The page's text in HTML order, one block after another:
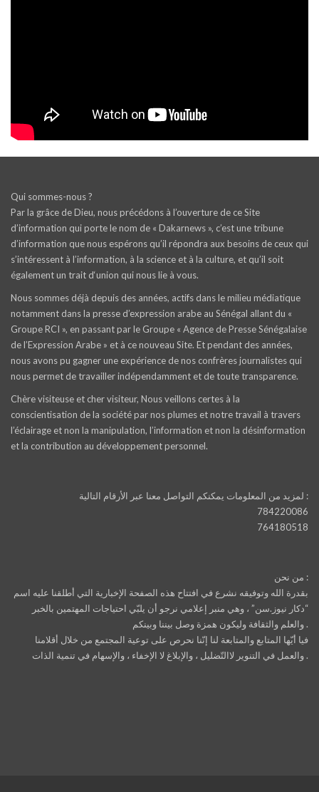
Qui sommes-nous ?
Par la grâce de Dieu, nous précédons à l’ouverture de ce Site
d’information qui porte le nom de « Dakarnews », c’est une tribune
d’information que nous espérons qu’il répondra aux besoins de ceux qui
s’intéressent à l’information, à la science et à la culture, et qu’il soit
également un trait d‘union qui nous lie à vous.
Nous sommes déjà depuis des années, actifs dans le milieu médiatique
notamment dans la presse d’expression arabe au Sénégal allant du «
Groupe RCI », en passant par le Groupe « Agence de Presse Sénégalaise
de l’Expression Arabe » et à ce nouveau Site. Et pendant des années,
nous avons pu gagner une expérience de nos confrères journalistes qui
nous permet de travailler indépendamment et de toute transparence.
Chère visiteuse et cher visiteur, Nous veillons certes à la
conscientisation de la société par nos plumes et notre travail à travers
l’éclairage et non la manipulation, l’information et non la désinformation
et la contribution au développement personnel.
لمزيد من المعلومات يمكنكم التواصل معنا عبر الأرقام التالية :
784220086
764180518
من نحن :
بقدرة الله وتوفيقه نشرع في افتتاح هذه الصفحة الإخبارية التي أطلقنا عليه اسم
“دكار نيوز.سن” ، وهي منبر إعلامي نرجو أن يلبّي احتياجات المهتمين بالخبر
والعلم والثقافة وليكون همزة وصل بيننا وبينكم .
فيا أيّها المتابع والمتابعة لنا إنّنا نحرص على توعية المجتمع من خلال أقلامنا
والعمل في التنوير لاالتّضليل ، والإبلاغ لا الإخفاء ، والإسهام في تنمية الذات .